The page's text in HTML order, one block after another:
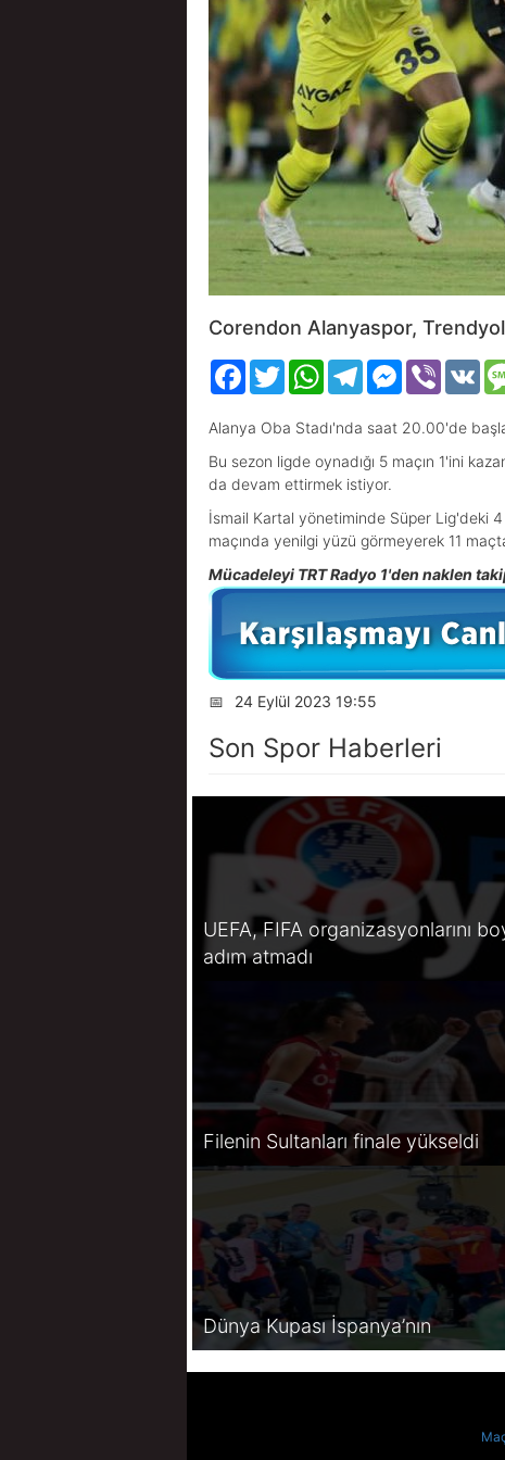
Corendon Alanyaspor,
Facebook
TwitterWhatsAppTelegramMessenger
Viber VK
Alanya Oba Stadı'nda saat 20.00'de
Bu sezon ligde oynadığı 5 maçın 1'ini
da devam ettirmek istiyor.
İsmail Kartal yönetiminde Süper Lig'deki 4
maçında yenilgi yüzü görmeyerek 11
Mücadeleyi TRT Radyo 1'den naklen
📅 24 Eylül 2023 19:55
Son Spor Haberleri
UEFA, FIFA organizasyonlarını
adım atmadı
Filenin Sultanları finale yükseldi
Dünya Kupası İspanya’nın